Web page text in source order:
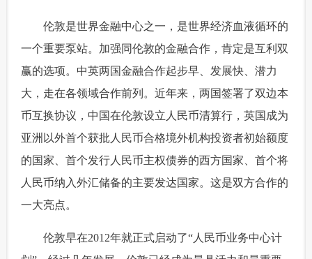
伦敦是世界金融中心之一，是世界经济血液循环的
一个重要泵站。加强同伦敦的金融合作，肯定是互利双
赢的选项。中英两国金融合作起步早、发展快、潜力
大，走在各领域合作前列。近年来，两国签署了双边本
币互换协议，中国在伦敦设立人民币清算行，英国成为
亚洲以外首个获批人民币合格境外机构投资者初始额度
的国家、首个发行人民币主权债券的西方国家、首个将
人民币纳入外汇储备的主要发达国家。这是双方合作的
一大亮点。
伦敦早在2012年就正式启动了“人民币业务中心计